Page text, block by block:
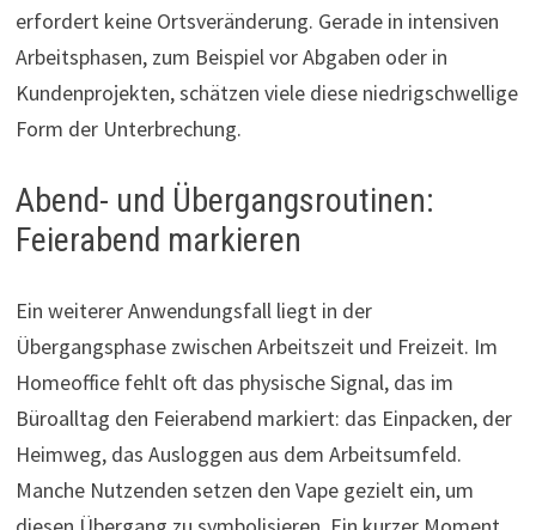
erfordert keine Ortsveränderung. Gerade in intensiven
Arbeitsphasen, zum Beispiel vor Abgaben oder in
Kundenprojekten, schätzen viele diese niedrigschwellige
Form der Unterbrechung.
Abend- und Übergangsroutinen:
Feierabend markieren
Ein weiterer Anwendungsfall liegt in der
Übergangsphase zwischen Arbeitszeit und Freizeit. Im
Homeoffice fehlt oft das physische Signal, das im
Büroalltag den Feierabend markiert: das Einpacken, der
Heimweg, das Ausloggen aus dem Arbeitsumfeld.
Manche Nutzenden setzen den Vape gezielt ein, um